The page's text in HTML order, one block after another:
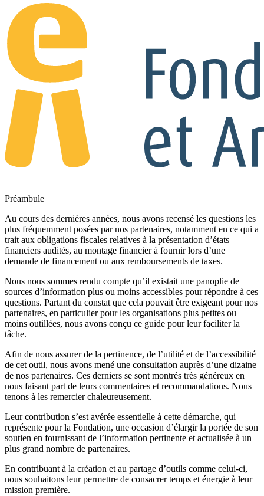
Préambule
Au cours des dernières années, nous avons recensé les questions les
plus fréquemment posées par nos partenaires, notamment en ce qui a
trait aux obligations fiscales relatives à la présentation d’états
financiers audités, au montage financier à fournir lors d’une
demande de financement ou aux remboursements de taxes.
Nous nous sommes rendu compte qu’il existait une panoplie de
sources d’information plus ou moins accessibles pour répondre à ces
questions. Partant du constat que cela pouvait être exigeant pour nos
partenaires, en particulier pour les organisations plus petites ou
moins outillées, nous avons conçu ce guide pour leur faciliter la
tâche.
Afin de nous assurer de la pertinence, de l’utilité et de l’accessibilité
de cet outil, nous avons mené une consultation auprès d’une dizaine
de nos partenaires. Ces derniers se sont montrés très généreux en
nous faisant part de leurs commentaires et recommandations. Nous
tenons à les remercier chaleureusement.
Leur contribution s’est avérée essentielle à cette démarche, qui
représente pour la Fondation, une occasion d’élargir la portée de son
soutien en fournissant de l’information pertinente et actualisée à un
plus grand nombre de partenaires.
En contribuant à la création et au partage d’outils comme celui-ci,
nous souhaitons leur permettre de consacrer temps et énergie à leur
mission première.